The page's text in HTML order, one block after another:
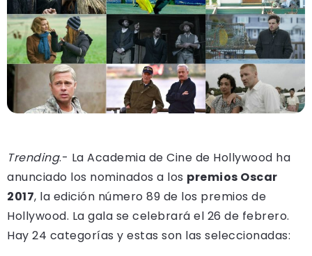
Trending.- La Academia de Cine de Hollywood ha
anunciado los nominados a los premios Oscar
2017, la edición número 89 de los premios de
Hollywood. La gala se celebrará el 26 de febrero.
Hay 24 categorías y estas son las seleccionadas: